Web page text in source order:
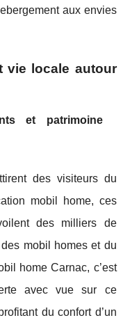
aux envies
vie locale autour
et patrimoine
des visiteurs du
mobil home, ces
des milliers de
mobil homes et du
home Carnac, c’est
avec vue sur ce
du confort d’un